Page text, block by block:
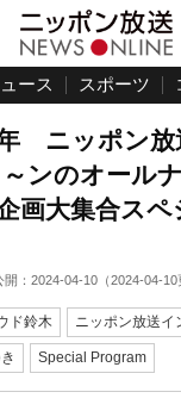
ース スポーツ
ニッポン放
ンのオール
画大集合ス
： 2024-04-10 （2024-04-10
ド鈴木 ニッポン放送イ
Special Program